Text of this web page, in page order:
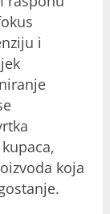
i
koja